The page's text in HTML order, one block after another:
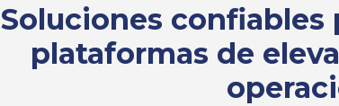
Soluciones confiables
plataformas de